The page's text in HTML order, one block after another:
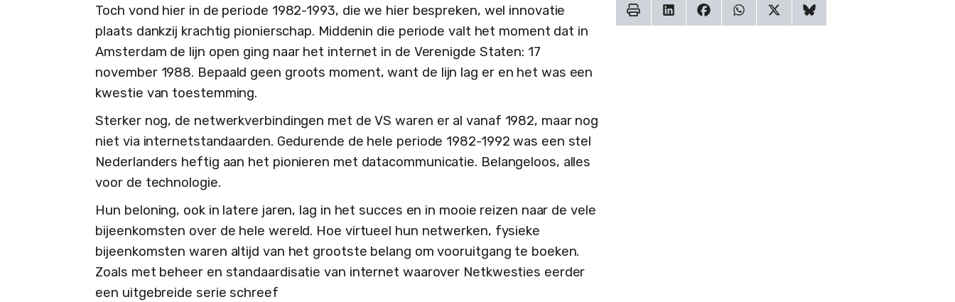
Toch vond hier in de periode 1982-1993, die we hier bespreken, wel innovatie
plaats dankzij krachtig pionierschap. Middenin die periode valt het moment dat in
Amsterdam de lijn open ging naar het internet in de Verenigde Staten: 17
november 1988. Bepaald geen groots moment, want de lijn lag er en het was een
kwestie van toestemming.
Sterker nog, de netwerkverbindingen met de VS waren er al vanaf 1982, maar nog
niet via internetstandaarden. Gedurende de hele periode 1982-1992 was een stel
Nederlanders heftig aan het pionieren met datacommunicatie. Belangeloos, alles
voor de technologie.
Hun beloning, ook in latere jaren, lag in het succes en in mooie reizen naar de vele
bijeenkomsten over de hele wereld. Hoe virtueel hun netwerken, fysieke
bijeenkomsten waren altijd van het grootste belang om vooruitgang te boeken.
Zoals met beheer en standaardisatie van internet waarover Netkwesties eerder
een uitgebreide serie schreef